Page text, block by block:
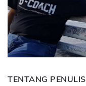
TENTANG PENULIS